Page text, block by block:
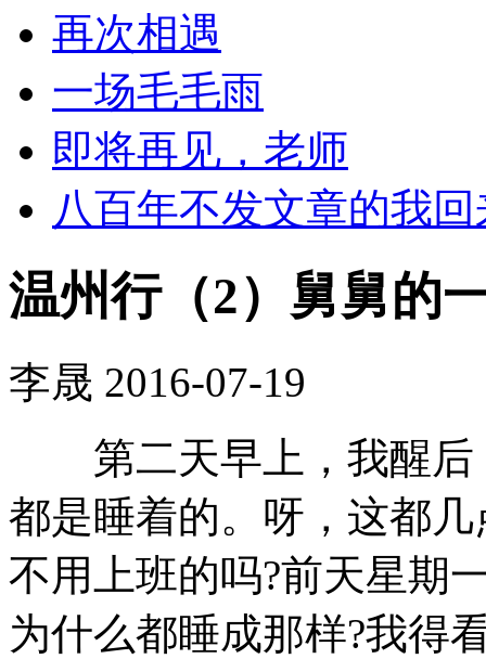
再次相遇
一场毛毛雨
即将再见，老师
八百年不发文章的我
温州行（2）舅舅的
李晟 2016-07-19
第二天早上，我醒后
都是睡着的。呀，这都
不用上班的吗?前天星
为什么都睡成那样?我得